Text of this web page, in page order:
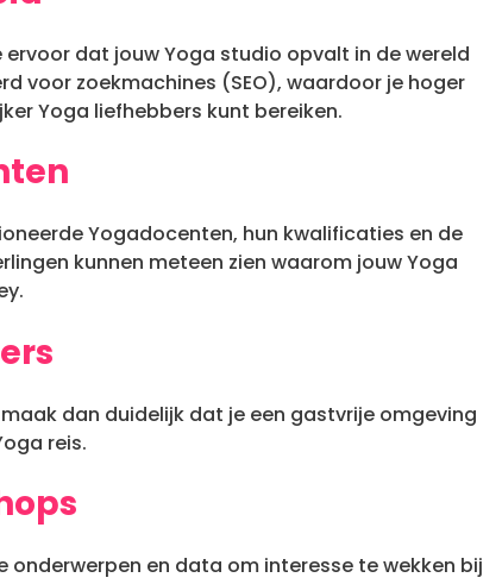
dat jouw Yoga studio opvalt in de wereld
voor zoekmachines (SEO), waardoor je hoger
Yoga liefhebbers kunt bereiken.
Yogadocenten, hun kwalificaties en de
kunnen meteen zien waarom jouw Yoga
dan duidelijk dat je een gastvrije omgeving
reis.
onderwerpen en data om interesse te wekken bij